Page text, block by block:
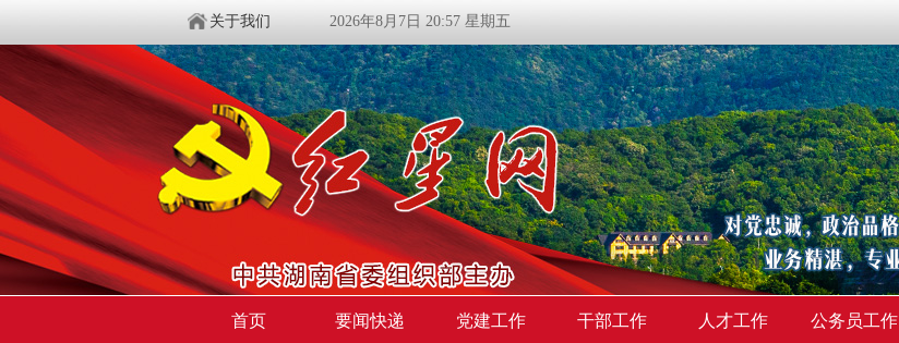
关于我们 2026年8月7日 20:57 星期五
首页 要闻快递 党建工作 干部工作 人才工作 公务员工作